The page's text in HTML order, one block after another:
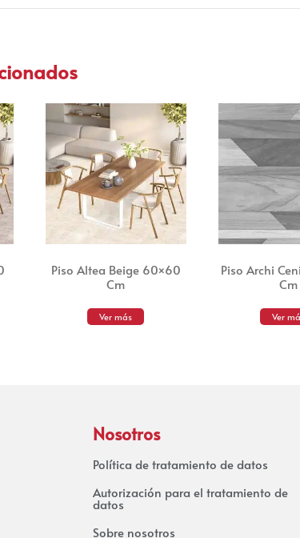
Piso Altea Beige 60×60
Cm
Ver más
Piso Archi
Cm
Ver
Nosotros
Política de tratamiento de datos
Autorización para el tratamiento de
datos
Sobre nosotros